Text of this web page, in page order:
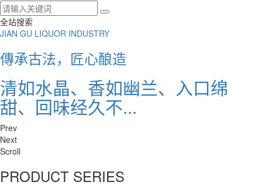
全站搜索
JIAN GU LIQUOR INDUSTRY
傳承古法，匠心酿造
清如水晶、香如幽兰、入口绵
甜、回味经久不...
JIAN GU LIQUOR INDUSTRY
傳承古法，匠心酿造
清如水晶、香如幽兰、入口绵
甜、回味经久不...
Prev
Next
Scroll
PRODUCT SERIES